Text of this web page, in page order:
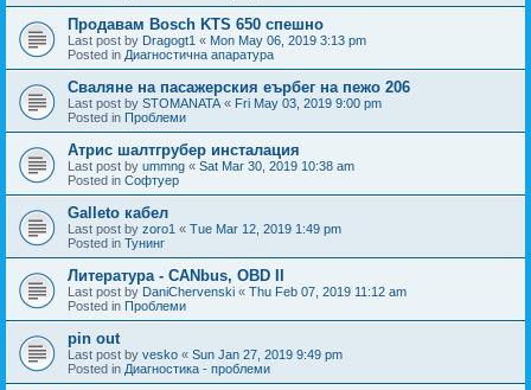
Продавам Bosch KTS 650 спешно
Last post by Dragogt1 « Mon May 06, 2019 3:13 pm
Posted in Диагностична апаратура
Сваляне на пасажерския еърбег на пежо 206
Last post by STOMANATA « Fri May 03, 2019 9:00 pm
Posted in Проблеми
Атрис шалтгрубер инсталация
Last post by ummng « Sat Mar 30, 2019 10:38 am
Posted in Софтуер
Galleto кабел
Last post by zoro1 « Tue Mar 12, 2019 1:49 pm
Posted in Тунинг
Литература - CANbus, OBD II
Last post by DaniChervenski « Thu Feb 07, 2019 11:12 am
Posted in Проблеми
pin out
Last post by vesko « Sun Jan 27, 2019 9:49 pm
Posted in Диагностика - проблеми